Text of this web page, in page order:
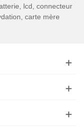
lcd, connecteur
carte mère